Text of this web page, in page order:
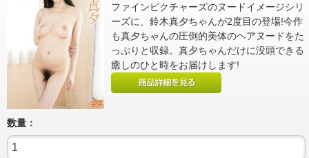
ファインピクチャーズのヌードイメージシリ
ーズに、鈴木真夕ちゃんが2度目の登場!今作
も真夕ちゃんの圧倒的美体のヘアヌードをた
っぷりと収録。真夕ちゃんだけに没頭できる
癒しのひと時をお届けします!
数量：